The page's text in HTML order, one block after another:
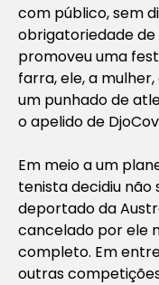
com público, sem
obrigatoriedade de
promoveu uma
farra, ele, a
um punhado de
o apelido de
Em meio a um
tenista decidiu não
deportado da
cancelado por ele
completo. Em
outras